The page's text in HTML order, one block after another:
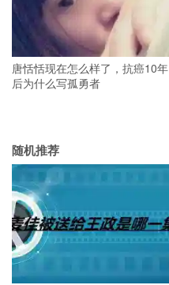
唐恬恬现在怎么样了，抗癌10年
后为什么写孤勇者
随机推荐